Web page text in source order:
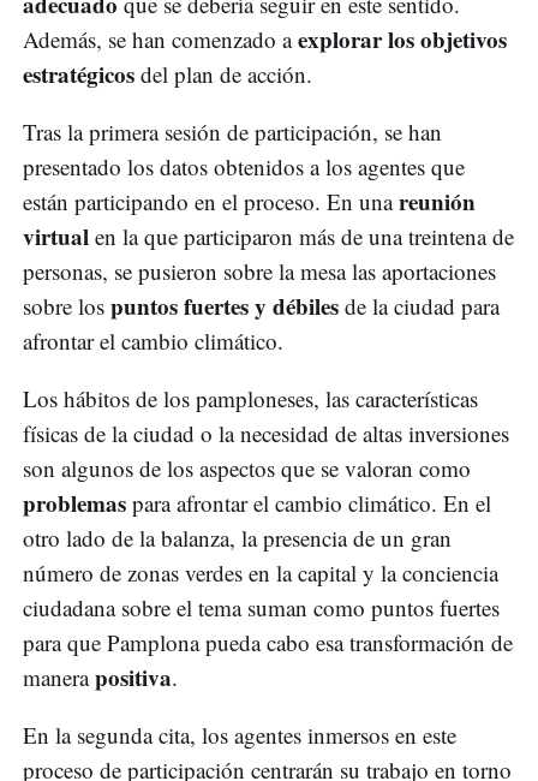
Además, se han comenzado aexplorar los objetivos
estratégicos del plan de acción.
Tras la primera sesión de participación, se han
presentado los datos obtenidos a los agentes que
están participando en el proceso. En unareunión
virtual en la que participaron más de una treintena de
personas, se pusieron sobre la mesa las aportaciones
sobre los puntos fuertes y débiles de la ciudad para
afrontar el cambio climático.
Los hábitos de los pamploneses, las características
físicas de la ciudad o la necesidad de altas inversiones
son algunos de los aspectos que se valoran como
problemas para afrontar el cambio climático. En el
otro lado de la balanza, la presencia de un gran
número de zonas verdes en la capital y la conciencia
ciudadana sobre el tema suman como puntos fuertes
para que Pamplona pueda cabo esa transformación de
manerapositiva.
En la segunda cita, los agentes inmersos en este
proceso de participación centrarán su trabajo en torno